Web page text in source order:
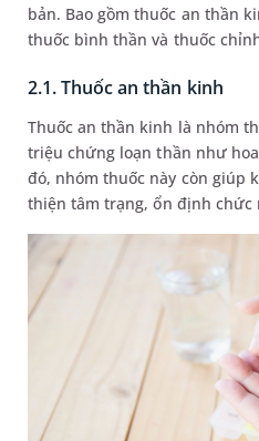
bản. Bao gồm thuốc an thần
thuốc bình thần và thuốc
2.1. Thuốc an thần kinh
Thuốc an thần kinh là nhóm
triệu chứng loạn thần như
đó, nhóm thuốc này còn giúp
thiện tâm trạng, ổn định chức